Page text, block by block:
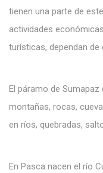
tienen una parte de
actividades
turísticas, dependan de
El páramo de
montañas, rocas,
en ríos, quebradas,
En Pasca nacen el río